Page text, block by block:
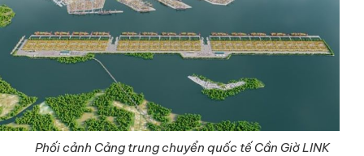
Phối cảnh Cảng trung chuyển quốc tế Cần Giờ LINK